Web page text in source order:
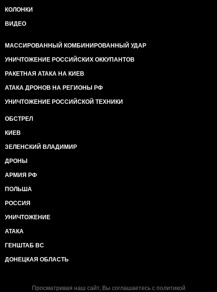
КОЛОНКИ
ВИДЕО
МАССИРОВАННЫЙ КОМБИНИРОВАННЫЙ УДАР
УНИЧТОЖЕНИЕ РОССИЙСКИХ ОККУПАНТОВ
РАКЕТНАЯ АТАКА НА КИЕВ
АТАКА ДРОНОВ НА РЕГИОНЫ РФ
УНИЧТОЖЕНИЕ РОССИЙСКОЙ ТЕХНИКИ
ОБСТРЕЛ
КИЕВ
ЗЕЛЕНСКИЙ ВЛАДИМИР
ДРОНЫ
АРМИЯ РФ
ПОЛЬША
РОССИЯ
УНИЧТОЖЕНИЕ
АТАКА
ГЕНШТАБ ВС
ДОНЕЦКАЯ ОБЛАСТЬ
Просматривая наш сайт, Вы соглашаетесь с политикой